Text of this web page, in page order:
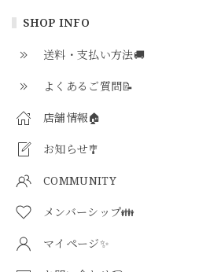
SHOP INFO
送料・支払い方法🚚
よくあるご質問📝
店舗情報🏠
お知らせ🎐
COMMUNITY
メンバーシップ👪
マイページ✨